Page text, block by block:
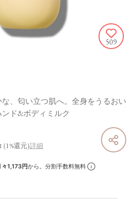
509
、匂い立つ肌へ。全身をうるおい
ド&ボディミルク
(1%還元)詳細
1,173円から。分割手数料無料